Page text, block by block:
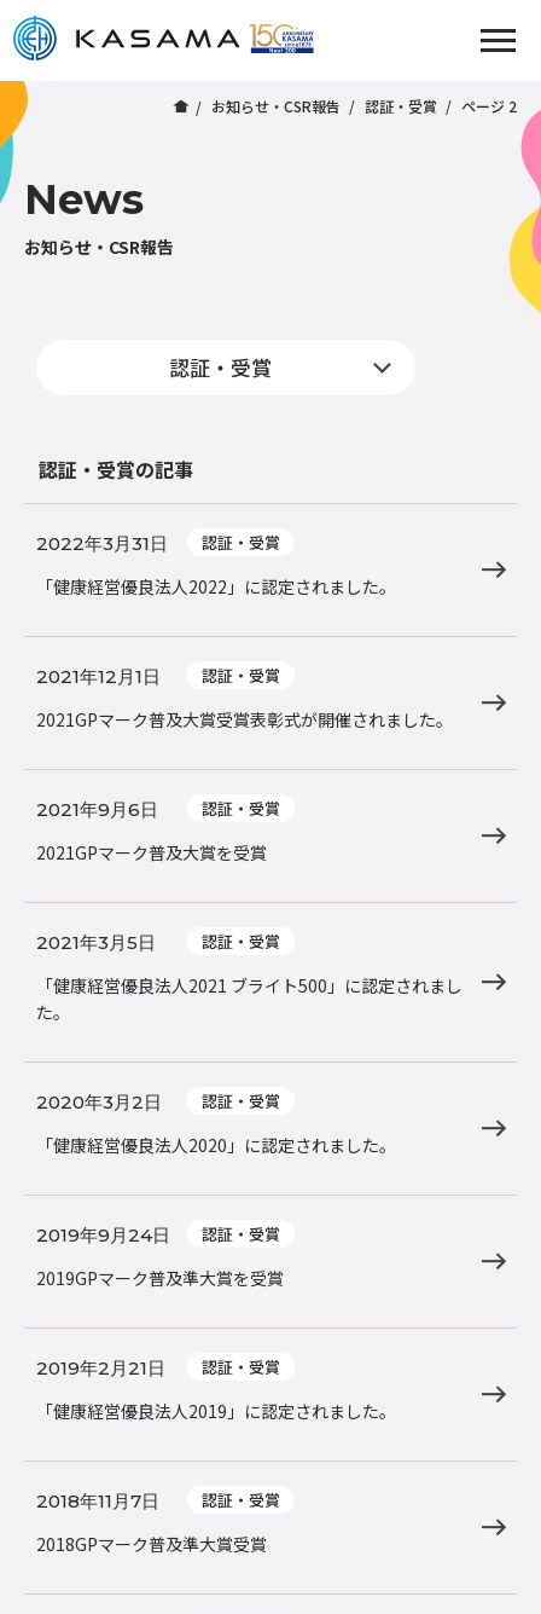
お知らせ・CSR報告 認証・受賞 ページ 2
News
お知らせ・CSR報告
認証・受賞の記事
2022年3月31日 認証・受賞
「健康経営優良法人2022」に認定されました。
2021年12月1日 認証・受賞
2021GPマーク普及大賞受賞表彰式が開催されました。
2021年9月6日 認証・受賞
2021GPマーク普及大賞を受賞
2021年3月5日 認証・受賞
「健康経営優良法人2021 ブライト500」に認定されまし
た。
2020年3月2日 認証・受賞
「健康経営優良法人2020」に認定されました。
2019年9月24日 認証・受賞
2019GPマーク普及準大賞を受賞
2019年2月21日 認証・受賞
「健康経営優良法人2019」に認定されました。
2018年11月7日 認証・受賞
2018GPマーク普及準大賞受賞